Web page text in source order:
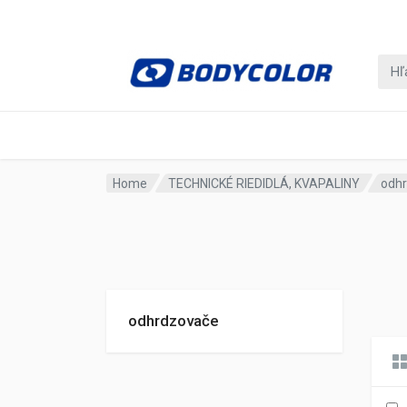
Home TECHNICKÉ RIEDIDLÁ, KVAPALINY
odhrdzovače